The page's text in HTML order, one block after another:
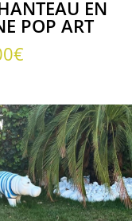
EN
POP ART
€